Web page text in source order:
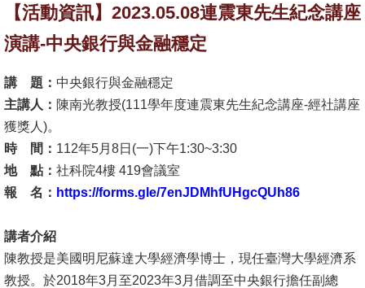
識
學
術
單
研
消
息
【活動資訊】2023.05.08連震東先生紀念講座
演講-中央銀行與金融穩定
講 題： 中央銀行與金融穩定
主講人： 陳南光教授(111學年度連震東先生紀念講座-經社講座
獲獎人)。
時 間： 112年5月8日(一)下午1:30~3:30
地 點： 社科院4樓 419會議室
報 名： https://forms.gle/7enJDMhfUHgcQUh86
講者介紹
陳教授是美國明尼蘇達大學經濟學博士，現任臺灣大學經濟系
教授。於2018年3月至2023年3月借調至中央銀行擔任副總